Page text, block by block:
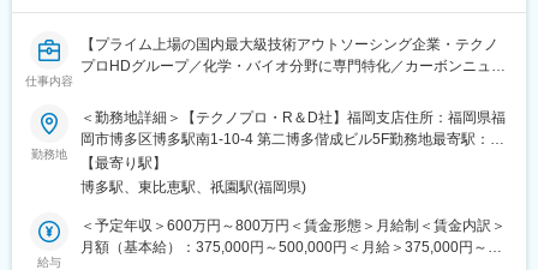
Excelなどのビジネススキル向上の講座から分析機器の取り扱い方
関する研修まで、レベルに合わせて受講可能。オンライン受講が
可能のため、働きながらも学べます。
研究員が働きながら学位取得を目指せる制度です。会社が受験料
から、入学金、授業料までの全額を負担。在学中はもちろん給与
は100%支給、福利厚生も他の研究員と同様に利用可能です。
◇当社は業界大手テクノプロの化学・バイオ分野に特化した社内
カンパニーです。大学、民間企業、公的研究機関等に対し、人材
仕事内容
【プライム上場の国内最大級技術アウトソーシング企業・テクノ
プロHDグループ／化学・バイオ分野に専門特化／カーボンニュー
多く支援】
■業務概要：
バイオ・ケモインフォマティクス業務を担当します。
シークエンス解析、オミクス解析、立体構造・相互作用予測、合
成経路探索、AI解析（機械学習/深層学習）、MD・MOシミュレー
ションなどがあります。
＜プロジェクト例＞
勤務地
＜勤務地詳細＞【テクノプロ・R＆D社】福岡支店住所：福岡県福
岡市博多区博多駅南1-10-4 第二博多偕成ビル5F勤務地最寄駅：JR
線／博多駅受動喫煙対策：屋内全面禁煙変更の範囲：会社の定め
る事業所
【最寄り駅】
博多駅、東比恵駅、祇園駅(福岡県)
給与
＜予定年収＞600万円～800万円＜賃金形態＞月給制＜賃金内訳＞
月額（基本給）：375,000円～500,000円＜月給＞375,000円～